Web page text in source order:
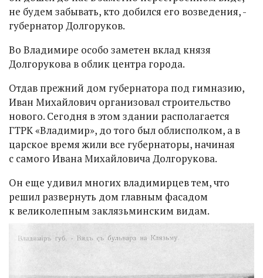
не будем забывать, кто добился его возведения, -
губернатор Долгоруков.
Во Владимире особо заметен вклад князя
Долгорукова в облик центра города.
Отдав прежний дом губернатора под гимназию,
Иван Михайлович организовал строительство
нового. Сегодня в этом здании располагается
ГТРК «Владимир», до того был облисполком, а в
царское время жили все губернаторы, начиная
с самого Ивана Михайловича Долгорукова.
Он еще удивил многих владимирцев тем, что
решил развернуть дом главным фасадом
к великолепным заклязьминским видам.